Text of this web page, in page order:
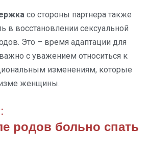
со стороны партнера также
в восстановлении сексуальной
Это – время адаптации для
с уважением относиться к
изменениям, которые
женщины.
родов больно спать